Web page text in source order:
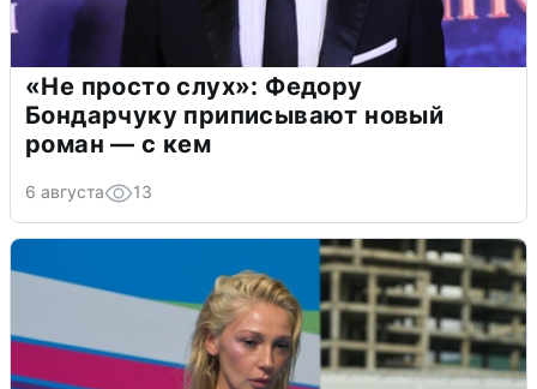
«Не просто слух»: Федору
Бондарчуку приписывают новый
роман — с кем
6 августа 13